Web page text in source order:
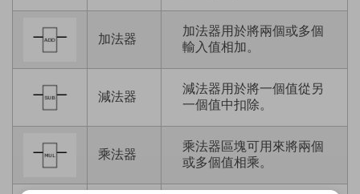
加法器
加法器用於將兩個或多個
輸入值相加。
減法器
減法器用於將一個值從另
一個值中扣除。
乘法器
乘法器區塊可用來將兩個
或多個值相乘。